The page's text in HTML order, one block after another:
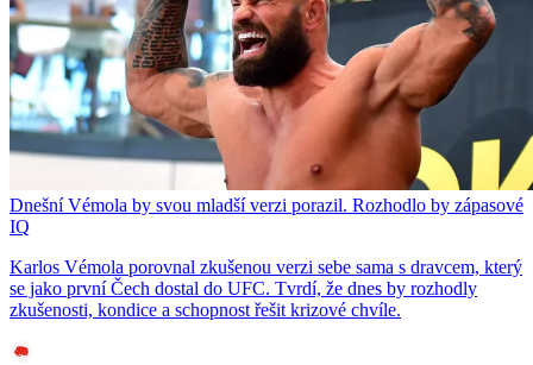
Dnešní Vémola by svou mladší verzi porazil. Rozhodlo by zápasové
IQ
Karlos Vémola porovnal zkušenou verzi sebe sama s dravcem, který
se jako první Čech dostal do UFC. Tvrdí, že dnes by rozhodly
zkušenosti, kondice a schopnost řešit krizové chvíle.